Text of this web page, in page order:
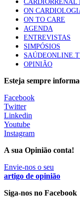
86
Trodelvy
mama
61
MAIS NOTÍCIAS
Quase 11.900 jovens
nutricionista no
ULS de Coimbra
apoio robótico em
CARDIORRENAL
ON
ON TO CARE
AGENDA
ENTREVISTAS
SIMPÓSIOS
OPINIÃO
Esteja sempre
Facebook
Twitter
Linkedin
Youtube
Instagram
A sua Opinião conta!
Envie-nos o seu
artigo de opinião
Siga-nos no Facebook